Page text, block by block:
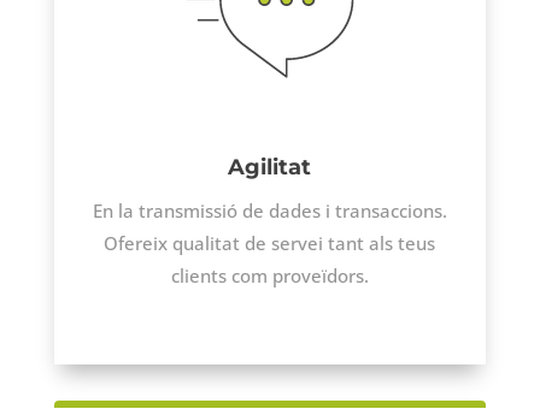
Agilitat
En la transmissió de dades i transaccions.
Ofereix qualitat de servei tant als teus
clients com proveïdors.